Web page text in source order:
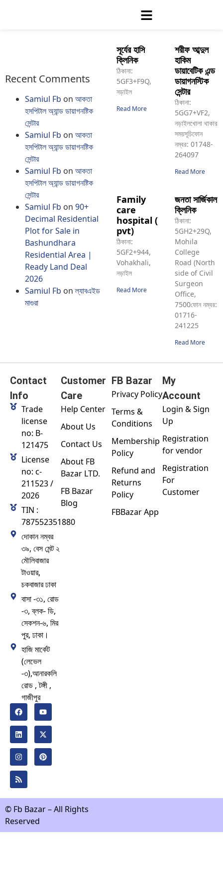
Recent Comments
Samiul Fb on আকতা
হসপিটাল অ্যান্ড ডায়াগনষ্টিক
সেন্টার
Samiul Fb on আকতা
হসপিটাল অ্যান্ড ডায়াগনষ্টিক
সেন্টার
Samiul Fb on আকতা
হসপিটাল অ্যান্ড ডায়াগনষ্টিক
সেন্টার
Samiul Fb on 90+
Decimal Residential
Plot for Sale in
Bashundhara
Residential Area |
Ready Land Deal
2026
Samiul Fb onল্যাবএইড
মাগুরা
সূর্যের হাসি
ক্লিনিক
ঠিকানা:
5GF3+F9Q,
নড়াইল
Read More
শরীফ আব্দুল
হাকিম
ডায়াবেটিক এন্ড
ডায়াগনস্টিক
সেন্টার
ঠিকানা:
5GG7+VF2,
নড়াইলখোলা থাকার
সময়সূচিফোন
নম্বর: 01748-
264097
Read More
Family
care
hospital (
pvt)
ঠিকানা:
5GF2+944,
Vohakhali,
নড়াইল
Read More
জনতা সার্জিকাল
ক্লিনিক
ঠিকানা:
5GH2+29Q,
Mohila
College
Road (North
side of Civil
Surgeon
Office,
7500ফোন নম্বর:
01716-
241225
Read More
Contact
Info
Trade
license
no: B-
121475
License
no: c-
211523 /
2026
TIN :
787552351880
দোকান নম্বর
৩৯, বেস মেন্ট ২
মৌলিবাজার
টাওয়ার,
চকবাজার ঢাকা
বাসা -৩১, রোড
-৩, ব্লক- ডি,
সেকশন-৬, মির
পুর, ঢাকা।
হাজি মার্কেট
(লেভেল
-৩),আনারকলি
রোড , টঙ্গী ,
গাজীপুর
Customer
Care
Help Center
About Us
Contact Us
About FB
Bazar LTD.
FB Bazar
Blog
FB Bazar
Privacy Policy
Terms &
Conditions
Membership
Policy
Refund and
Returns
Policy
FBBazar App
My
Account
Login & Sign
Up
Registration
for vendor
Registration
For
Customer
© Fb Bazar – All Rights
Reserved